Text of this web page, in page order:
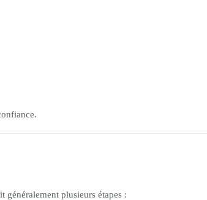
généralement plusieurs étapes :